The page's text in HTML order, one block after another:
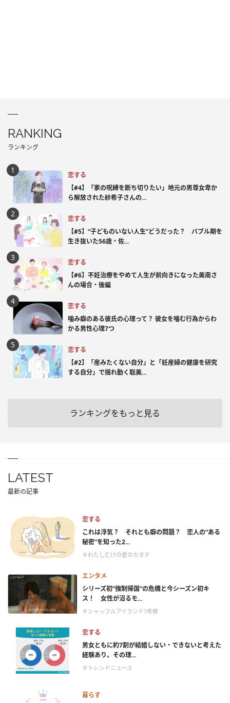
RANKING
ランキング
恋する
【#4】「家の呪縛を断ち切りたい」地元の男尊女卑か
ら解放された紗希子さんの...
恋する
【#5】“子どものいない人生”どうだった？ バブル期を
生き抜いた56歳・佐...
恋する
【#6】不妊治療をやめて人生が前向きになった美南さ
んの場合・後編
恋する
噛み癖のある彼氏の心理って？ 彼女を噛む行為からわ
かる男性心理7つ
恋する
【#2】「産みたくない自分」と「妊産婦の健康を研究
する自分」で揺れ動く聡美...
ランキングをもっと見る
LATEST
最新の記事
恋する
これは浮気？ それとも癖の問題？ 恋人の“ある
秘密”を知った2...
＃わたしだけの愛のカタチ
エンタメ
シリーズ初“強制帰国”の危機と今シーズン初キ
ス！ 女性が沼るモ...
＃シャッフルアイランド7考察
恋する
男女ともに約7割が結婚しない・できないと考えた
経験あり。その理...
＃トレンドニュース
暮らす